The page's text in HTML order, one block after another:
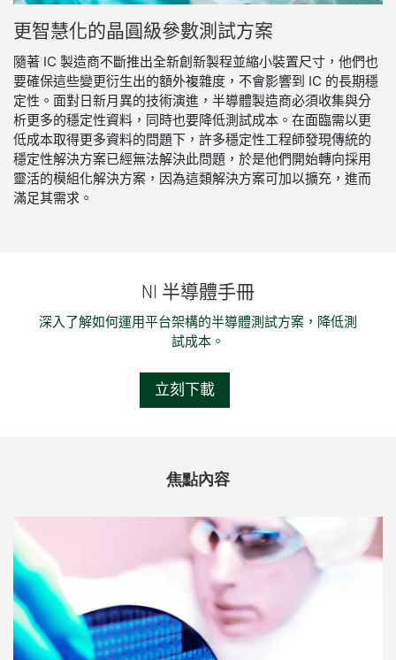
更智慧化的晶圓級參數測試方案
隨著 IC 製造商不斷推出全新創新製程並縮小裝置尺寸，他們也
要確保這些變更衍生出的額外複雜度，不會影響到 IC 的長期穩
定性。面對日新月異的技術演進，半導體製造商必須收集與分
析更多的穩定性資料，同時也要降低測試成本。在面臨需以更
低成本取得更多資料的問題下，許多穩定性工程師發現傳統的
穩定性解決方案已經無法解決此問題，於是他們開始轉向採用
靈活的模組化解決方案，因為這類解決方案可加以擴充，進而
滿足其需求。
NI 半導體手冊
深入了解如何運用平台架構的半導體測試方案，降低測
試成本。
立刻下載
焦點內容